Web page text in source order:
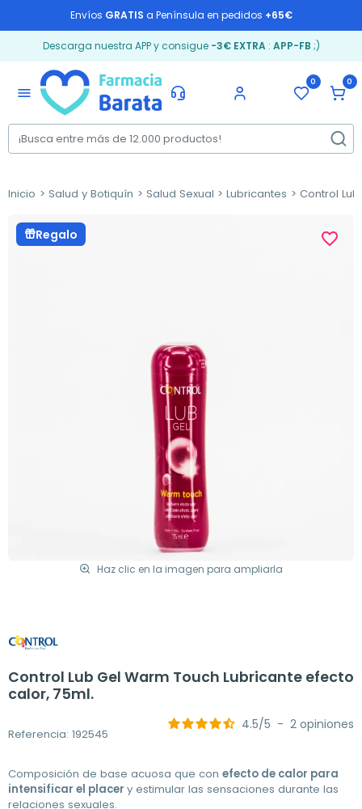
Envíos GRATIS a Península en pedidos +65€
Descarga nuestra APP y consigue -3€ EXTRA: APP-FB ;)
menu
0 0
Inicio Salud y Botiquín Salud Sexual Lubricantes Control
Regalo
Haz clic en la imagen para ampliarla
favorite_border
Control Lub Gel Warm Touch Lubricante efecto
calor, 75ml.
Referencia: 192545
4.5/5 - 2 opiniones
Composición de base acuosa que con efecto de calor para
intensificar el placer y estimular las sensaciones durante las
relaciones sexuales.